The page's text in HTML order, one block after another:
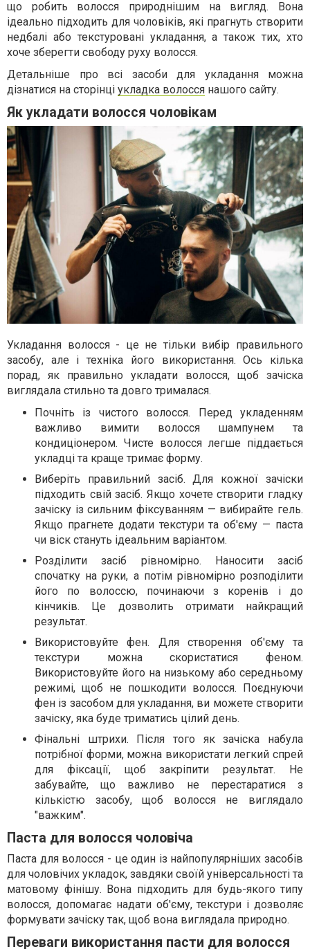
що робить волосся природнішим на вигляд. Вона
ідеально підходить для чоловіків, які прагнуть створити
недбалі або текстуровані укладання, а також тих, хто
хоче зберегти свободу руху волосся.
Детальніше про всі засоби для укладання можна
дізнатися на сторінці укладка волосся нашого сайту.
Як укладати волосся чоловікам
Укладання волосся - це не тільки вибір правильного
засобу, але і техніка його використання. Ось кілька
порад, як правильно укладати волосся, щоб зачіска
виглядала стильно та довго трималася.
Почніть із чистого волосся. Перед укладенням
важливо вимити волосся шампунем та
кондиціонером. Чисте волосся легше піддається
укладці та краще тримає форму.
Виберіть правильний засіб. Для кожної зачіски
підходить свій засіб. Якщо хочете створити гладку
зачіску із сильним фіксуванням — вибирайте гель.
Якщо прагнете додати текстури та об'єму — паста
чи віск стануть ідеальним варіантом.
Розділити засіб рівномірно. Наносити засіб
спочатку на руки, а потім рівномірно розподілити
його по волоссю, починаючи з коренів і до
кінчиків. Це дозволить отримати найкращий
результат.
Використовуйте фен. Для створення об'єму та
текстури можна скористатися феном.
Використовуйте його на низькому або середньому
режимі, щоб не пошкодити волосся. Поєднуючи
фен із засобом для укладання, ви можете створити
зачіску, яка буде триматись цілий день.
Фінальні штрихи. Після того як зачіска набула
потрібної форми, можна використати легкий спрей
для фіксації, щоб закріпити результат. Не
забувайте, що важливо не перестаратися з
кількістю засобу, щоб волосся не виглядало
"важким".
Паста для волосся чоловіча
Паста для волосся - це один із найпопулярніших засобів
для чоловічих укладок, завдяки своїй універсальності та
матовому фінішу. Вона підходить для будь-якого типу
волосся, допомагає надати об'єму, текстури і дозволяє
формувати зачіску так, щоб вона виглядала природно.
Переваги використання пасти для волосся